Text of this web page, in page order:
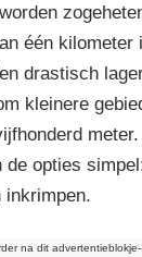
één kilometer
drastisch
kleinere
de opties
na dit